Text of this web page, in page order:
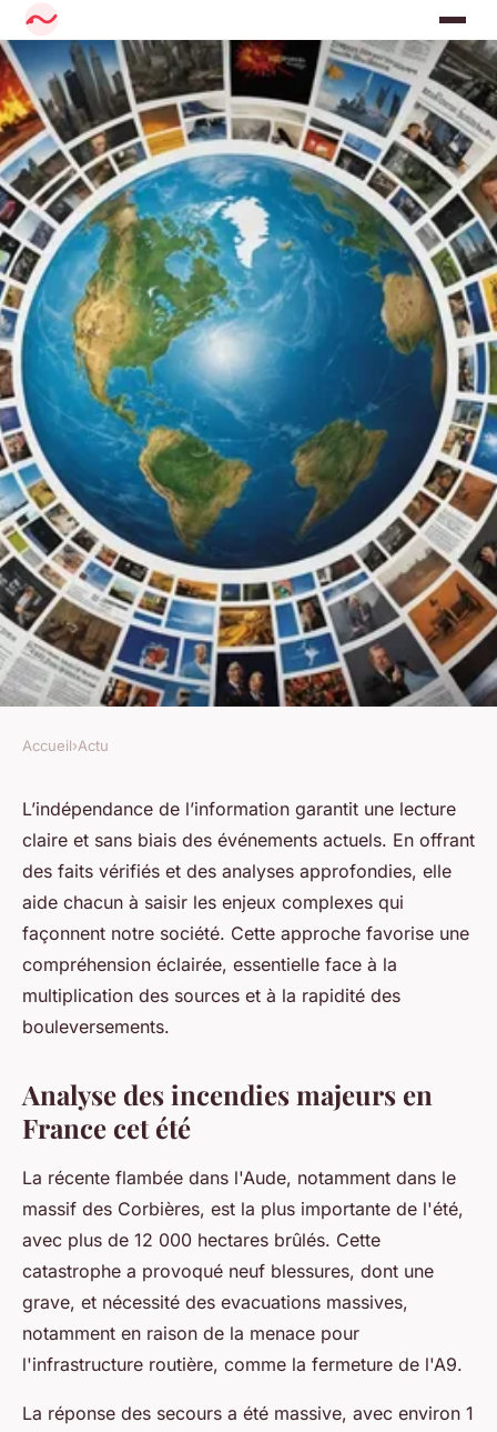
Actualités : l'information
indépendante pour mieux
comprendre le monde
Héloïse•16 août 2025•4 min de lecture
Accueil›Actu
L’indépendance de l’information garantit une lecture
claire et sans biais des événements actuels. En offrant
des faits vérifiés et des analyses approfondies, elle
aide chacun à saisir les enjeux complexes qui
façonnent notre société. Cette approche favorise une
compréhension éclairée, essentielle face à la
multiplication des sources et à la rapidité des
bouleversements.
Analyse des incendies majeurs en
France cet été
La récente flambée dans l'Aude, notamment dans le
massif des Corbières, est la plus importante de l'été,
avec plus de 12 000 hectares brûlés. Cette
catastrophe a provoqué neuf blessures, dont une
grave, et nécessité des evacuations massives,
notamment en raison de la menace pour
l'infrastructure routière, comme la fermeture de l'A9.
La réponse des secours a été massive, avec environ 1